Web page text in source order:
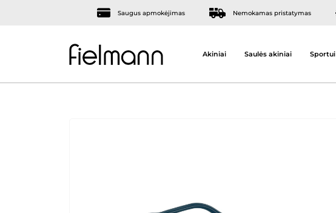
Saugus apmokėjimas Nemokamas pristatymas
Akiniai Saulės akiniai Sportui